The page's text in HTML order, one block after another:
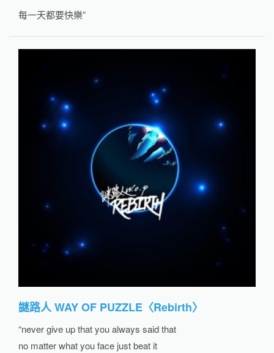
每一天都要快樂”
謎路人 WAY OF PUZZLE〈Rebirth〉
“never give up that you always said that
no matter what you face just beat it